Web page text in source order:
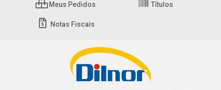
Meus Pedidos Títulos
Notas Fiscais